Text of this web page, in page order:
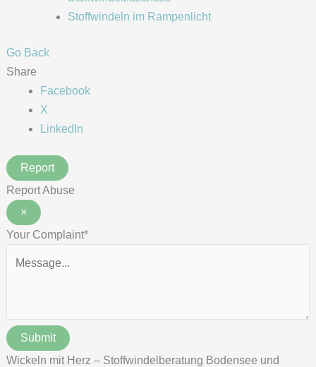
Stoffwindeln im Rampenlicht
Go Back
Share
Facebook
X
LinkedIn
Report
Report Abuse
×
Your Complaint*
Submit
Wickeln mit Herz – Stoffwindelberatung Bodensee und